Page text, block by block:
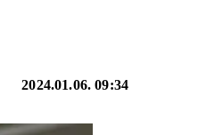
2024.01.06. 09:34